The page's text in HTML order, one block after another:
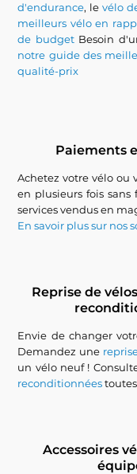
d'endurance, levélo
meilleurs vélo en
de budgetBesoin
notre guide des
qualité-prix
Paiements
Achetez votre vélo ou
en plusieurs fois sans
services vendus en
En savoir plus sur nos
Reprise de
Envie de changer
Demandez une
un vélo neuf !
reconditionnées
Accessoires